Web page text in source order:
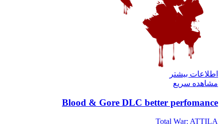
اطلاعات بیشتر
مشاهده سریع
Blood & Gore DLC better perfomance
Total War: ATTILA